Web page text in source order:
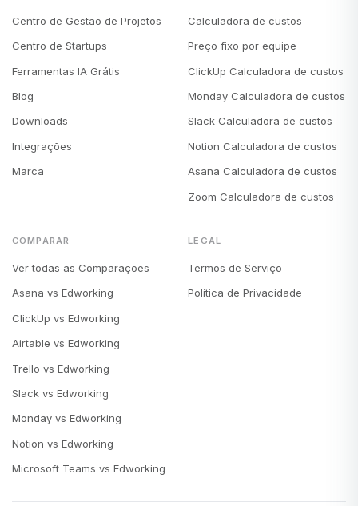
Centro de Gestão de Projetos
Centro de Startups
Ferramentas IA Grátis
Blog
Downloads
Integrações
Marca
Calculadora de custos
Preço fixo por equipe
ClickUp Calculadora de custos
Monday Calculadora de custos
Slack Calculadora de custos
Notion Calculadora de custos
Asana Calculadora de custos
Zoom Calculadora de custos
COMPARAR
Ver todas as Comparações
Asana vs Edworking
ClickUp vs Edworking
Airtable vs Edworking
Trello vs Edworking
Slack vs Edworking
Monday vs Edworking
Notion vs Edworking
Microsoft Teams vs Edworking
LEGAL
Termos de Serviço
Política de Privacidade